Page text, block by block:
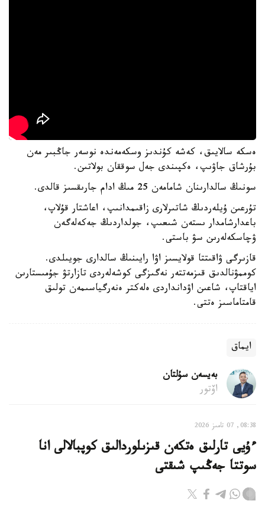
ەسكە سالايىق، كەشە كۇندىز وسكەمەندە نوسەر جاڭبىر مەن
بۇرشاق جاۋىپ، ەكپىندى جەل سوققان بولاتىن.
سونىڭ سالدارىنان شامامەن 25 مىڭ ادام جارىقسىز قالدى.
تۇرعىن ۇيلەردىڭ شاتىرلارى زاقىمدانىپ، اعاشتار قۇلاپ،
باعدارشامدار ىستەن شىعىپ، جولداردىڭ جەكەلەگەن
ۋچاسكەلەرىن سۋ باستى.
قازىرگى ۋاقىتتا قولايسىز اۋا رايىنىڭ سالدارى جويىلدى.
كوممۋنالدىق قىزمەتتەر نەگىزگى كوشەلەردى تازارتۋ جۇمىستارىن
اياقتاپ، شاعىن اۋدانداردى ەلەكتر ەنەرگياسىمەن تولىق
قامتاماسىز ەتتى.
ايماق
بەيسەن سۇلتان
اۆتور
08:38, 07 تامىز 2026
ءۇيى تارلىق ەتكەن قىزىلوردالىق كوپبالالى انا
سوتتا جەڭىپ شىقتى